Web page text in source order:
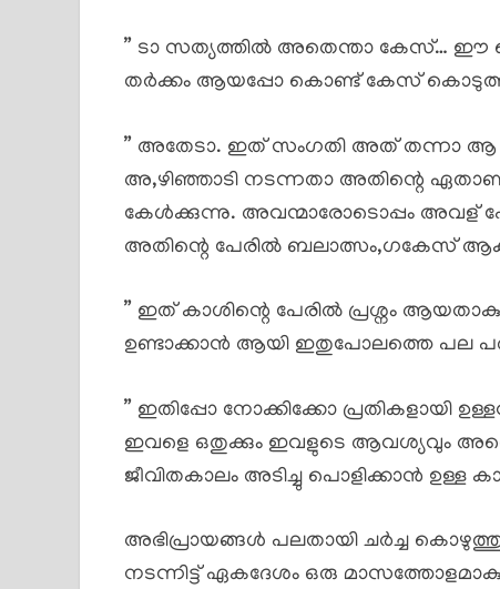
” ടാ സത്യത്തിൽ അതെന്താ കേസ്… ഈ
തർക്കം ആയപ്പോ കൊണ്ട് കേസ്
” അതേടാ. ഇത് സംഗതി അത് തന്നാ ആ
അ,ഴിഞ്ഞാടി നടന്നതാ അതിന്റെ
കേൾക്കുന്നു. അവന്മാരോടൊപ്പം അവള്
അതിന്റെ പേരിൽ ബലാത്സം,ഗകേസ്
” ഇത് കാശിന്റെ പേരിൽ പ്രശ്നം
ഉണ്ടാക്കാൻ ആയി ഇതുപോലത്തെ പല
” ഇതിപ്പോ നോക്കിക്കോ പ്രതികളായി
ഇവളെ ഒതുക്കും ഇവളുടെ ആവശ്യവും
ജീവിതകാലം അടിച്ചു പൊളിക്കാൻ ഉള്ള
അഭിപ്രായങ്ങൾ പലതായി ചർച്ച
നടന്നിട്ട് ഏകദേശം ഒരു